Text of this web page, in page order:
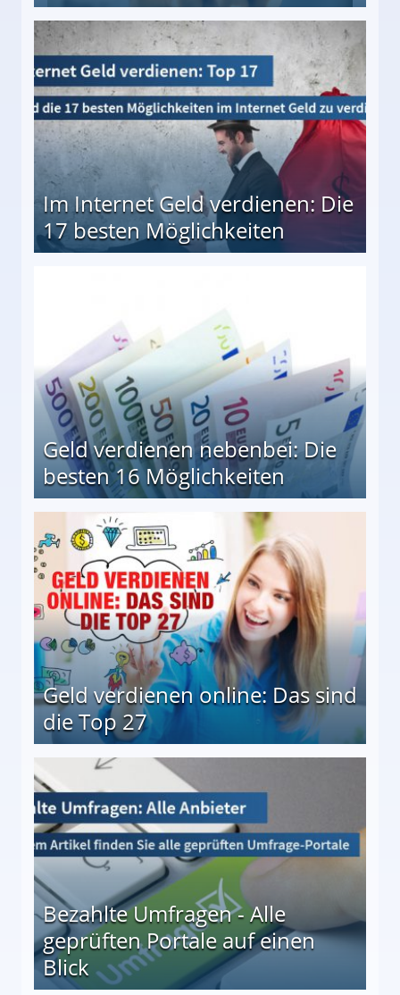
besten Möglichkeiten
Im Internet Geld verdienen: Die
17 besten Möglichkeiten
Geld verdienen nebenbei: Die
besten 16 Möglichkeiten
Geld verdienen online: Das sind
die Top 27
Bezahlte Umfragen - Alle
geprüften Portale auf einen
Blick